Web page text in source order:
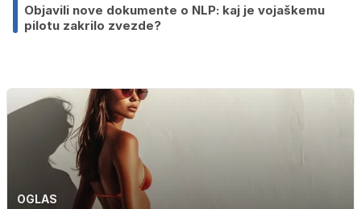
Objavili nove dokumente o NLP: kaj je vojaškemu
pilotu zakrilo zvezde?
OGLAS